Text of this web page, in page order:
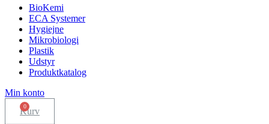
BioKemi
ECA Systemer
Hygiejne
Mikrobiologi
Plastik
Udstyr
Produktkatalog
Min konto
Kurv